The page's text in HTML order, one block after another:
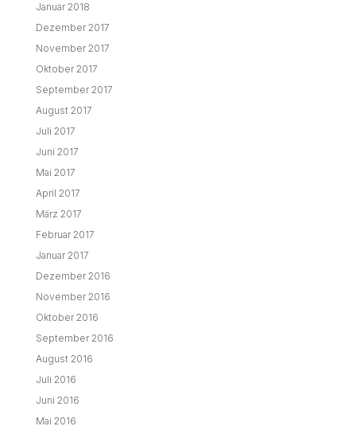
Januar 2018
Dezember 2017
November 2017
Oktober 2017
September 2017
August 2017
Juli 2017
Juni 2017
Mai 2017
April 2017
März 2017
Februar 2017
Januar 2017
Dezember 2016
November 2016
Oktober 2016
September 2016
August 2016
Juli 2016
Juni 2016
Mai 2016